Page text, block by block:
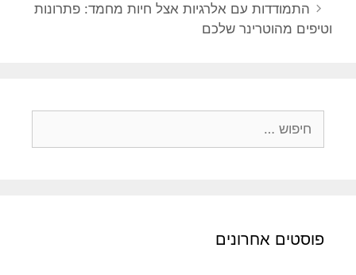
התמודדות עם אלרגיות אצל חיות מחמד: פתרונות
וטיפים מהוטרינר שלכם
פוסטים אחרונים